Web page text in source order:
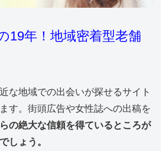
19年！地域密着型老舗
な地域での出会いが探せるサイト
す。街頭広告や女性誌への出稿を
の絶大な信頼を得ているところが
しょう。